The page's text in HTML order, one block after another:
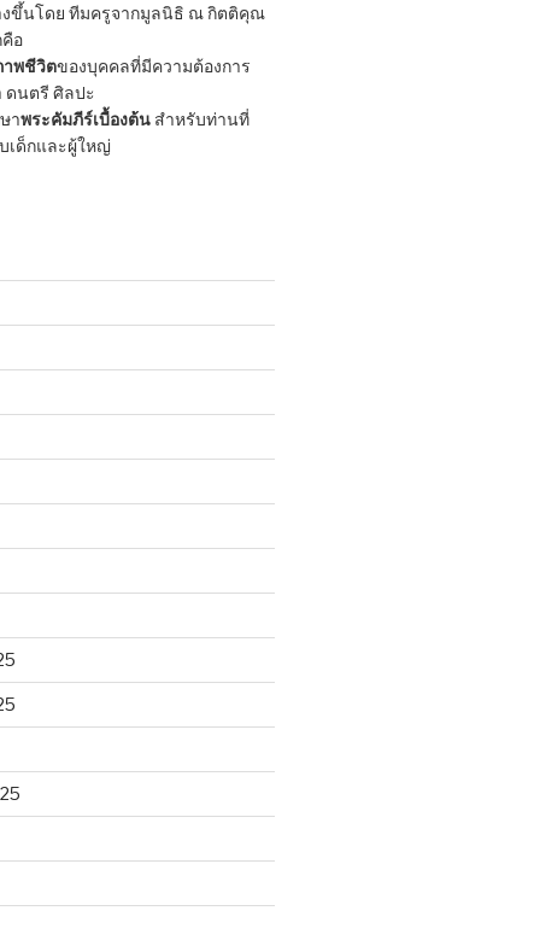
งขึ้นโดย ทีมครูจากมูลนิธิ ณ กิตติคุณ
อ
พชีวิตของบุคคลที่มีความต้องการ
ดนตรี ศิลปะ
าพระคัมภีร์เบื้องต้น สำหรับท่านที่
เด็กและผู้ใหญ่